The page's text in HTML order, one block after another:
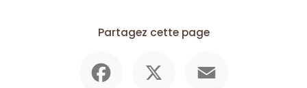
Partagez cette page